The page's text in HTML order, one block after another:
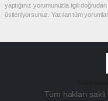
yaptığınız yorumunuzla ilgili
üstleniyorsunuz. Yazılan tüm
Tüm hakları